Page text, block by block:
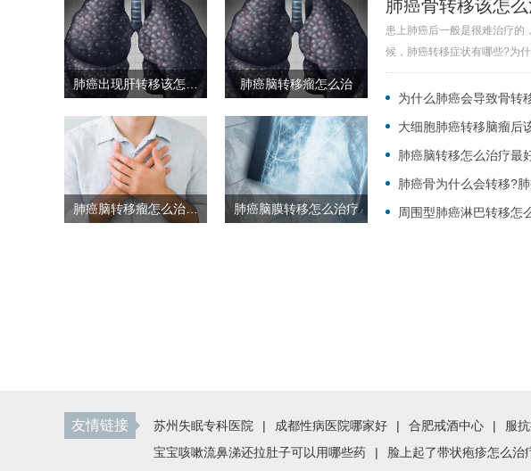
肺癌出现肝转移该怎么治疗 肺癌肝转移的治疗方法 肺癌脑转移瘤怎么治
肺癌脑转移瘤怎么治疗？需要这几部来进行 肺癌脑膜转移怎么治疗
患上肺癌后一般是很难治疗的
候，肺癌转移症状有哪些?为
为什么肺癌会导致骨转
大细胞肺癌转移脑瘤后
肺癌骨为什么会转移?
周围型肺癌淋巴转移怎
友情链接 苏州失眠专科医院 | 成都性病医院哪家好 | 合肥戒酒中心 | 服
宝宝咳嗽流鼻涕还拉肚子可以用哪些药
| 脸上起了带状疱疹怎么治